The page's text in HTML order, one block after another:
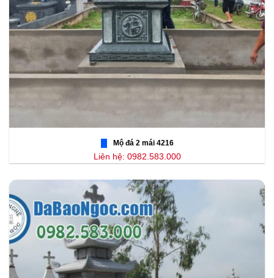
Mộ đá 2 mái 4216
Liên hệ: 0982.583.000